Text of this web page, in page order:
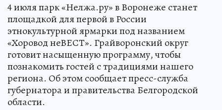
4 июля парк «Нелжа.ру» в Воронеже станет
площадкой для первой в России
этнокультурной ярмарки под названием
«Хоровод неВЕСТ». Грайворонский округ
готовит насыщенную программу, чтобы
познакомить гостей с традициями нашего
региона. Об этом сообщает пресс-служба
губернатора и правительства Белгородской
области.